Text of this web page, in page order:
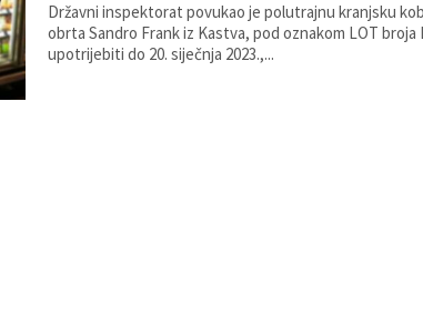
Državni inspektorat povukao je polutrajnu kranjsku
obrta Sandro Frank iz Kastva, pod oznakom LOT broja
upotrijebiti do 20. siječnja 2023.,...